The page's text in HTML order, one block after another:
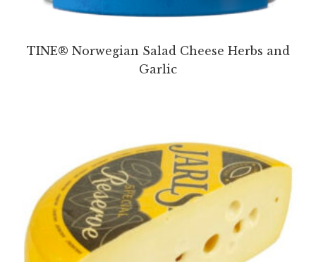
TINE® Norwegian Salad Cheese Herbs and
Garlic